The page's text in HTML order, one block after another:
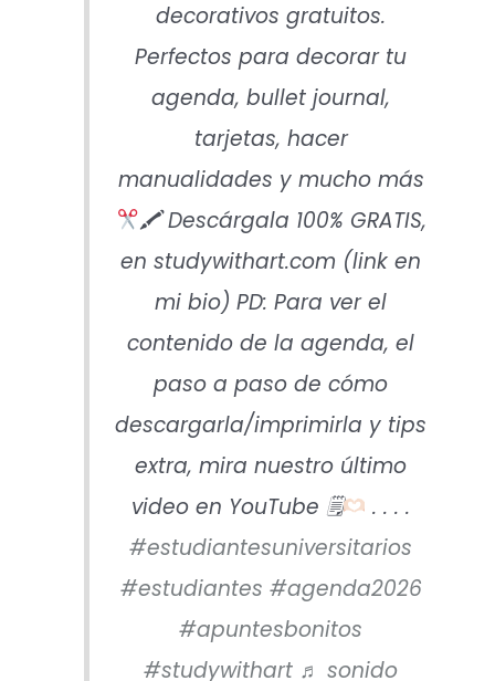
decorativos gratuitos.
Perfectos para decorar tu
agenda, bullet journal,
tarjetas, hacer
manualidades y mucho más
🖍 Descárgala 100% GRATIS,
en studywithart.com (link en
mi bio) PD: Para ver el
contenido de la agenda, el
paso a paso de cómo
descargarla/imprimirla y tips
extra, mira nuestro último
video en YouTube 🗒
. . . .
#estudiantesuniversitarios
#estudiantes #agenda2026
#apuntesbonitos
#studywithart ♬ sonido